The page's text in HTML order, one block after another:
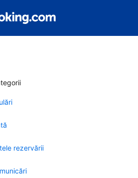
rezervării